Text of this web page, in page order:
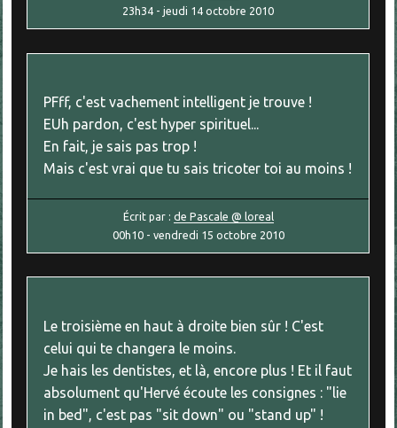
23h34 -jeudi 14 octobre 2010
PFff, c'est vachement intelligent je trouve !
EUh pardon, c'est hyper spirituel...
En fait, je sais pas trop !
Mais c'est vrai que tu sais tricoter toi au moins !
Écrit par : de Pascale @ loreal
00h10- vendredi 15 octobre 2010
Le troisième en haut à droite bien sûr ! C'est
celui qui te changera le moins.
Je hais les dentistes, et là, encore plus ! Et il faut
absolument qu'Hervé écoute les consignes : "lie
in bed", c'est pas "sit down" ou "stand up" !